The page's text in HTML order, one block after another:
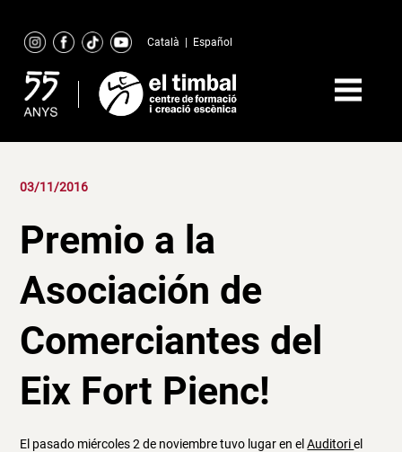
content
Català Español
03/11/2016
Premio a la
Asociación de
Comerciantes del
Eix Fort Pienc!
El pasado miércoles 2 de noviembre tuvo lugar en elAuditoriel